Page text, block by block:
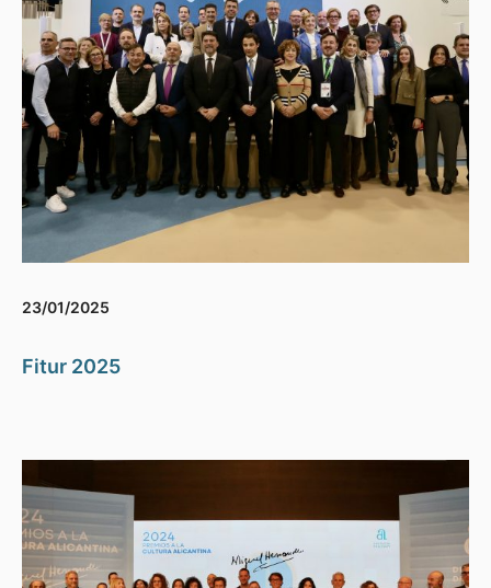
23/01/2025
Fitur 2025